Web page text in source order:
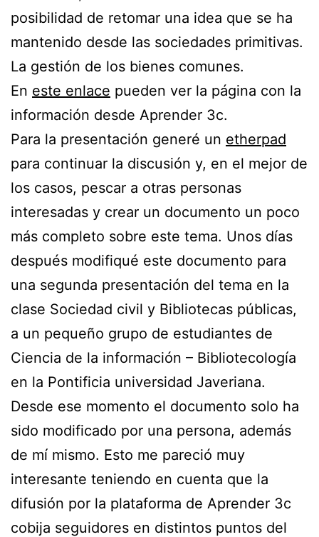
posibilidad de retomar una idea que se ha
mantenido desde las sociedades primitivas.
La gestión de los bienes comunes.
En este enlace pueden ver la página con la
información desde Aprender 3c.
Para la presentación generé un etherpad
para continuar la discusión y, en el mejor de
los casos, pescar a otras personas
interesadas y crear un documento un poco
más completo sobre este tema. Unos días
después modifiqué este documento para
una segunda presentación del tema en la
clase Sociedad civil y Bibliotecas públicas,
a un pequeño grupo de estudiantes de
Ciencia de la información – Bibliotecología
en la Pontificia universidad Javeriana.
Desde ese momento el documento solo ha
sido modificado por una persona, además
de mí mismo. Esto me pareció muy
interesante teniendo en cuenta que la
difusión por la plataforma de Aprender 3c
cobija seguidores en distintos puntos del